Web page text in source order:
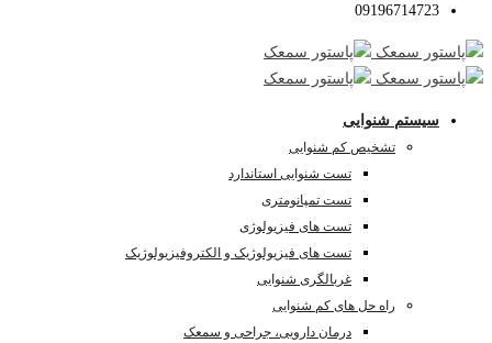
09196714723
سیستم شنوایی
تشخیص کم شنوایی
تست شنوایی استاندارد
تست تمپانومتری
تست های فیزیولوژی
تست های فیزیولوژیک و الکتروفیزیولوژیک
غربالگری شنوایی
راه حل های کم شنوایی
درمان دارویی، جراحی و سمعک